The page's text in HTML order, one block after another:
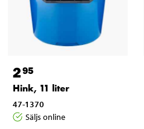
295
Hink, 11 liter
47-1370
Säljs online